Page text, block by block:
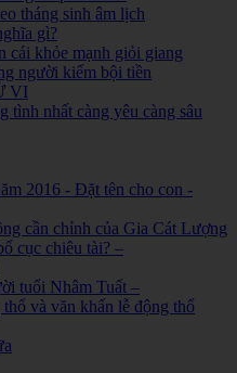
tháng sinh âm lịch
gì?
cái khỏe mạnh giỏi giang
người kiếm bội tiền
VI
tình nhất càng yêu càng sâu
2016 - Đặt tên cho con -
cần chỉnh của Gia Cát Lượng
cục chiêu tài? –
tuổi Nhâm Tuất –
và văn khấn lễ động thổ